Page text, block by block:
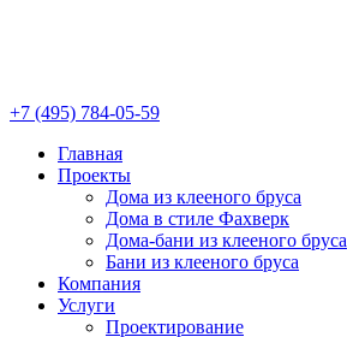
+7 (495) 784-05-59
Главная
Проекты
Дома из клееного бруса
Дома в стиле Фахверк
Дома-бани из клееного бруса
Бани из клееного бруса
Компания
Услуги
Проектирование